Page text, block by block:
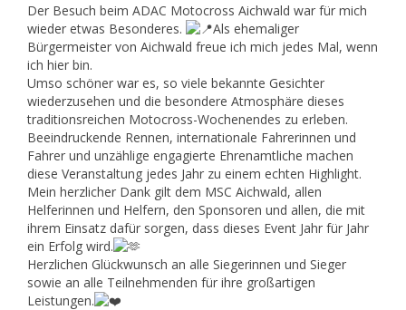
Der Besuch beim ADAC Motocross Aichwald war für mich
wieder etwas Besonderes.
Als ehemaliger
Bürgermeister von Aichwald freue ich mich jedes Mal, wenn
ich hier bin.
Umso schöner war es, so viele bekannte Gesichter
wiederzusehen und die besondere Atmosphäre dieses
traditionsreichen Motocross-Wochenendes zu erleben.
Beeindruckende Rennen, internationale Fahrerinnen und
Fahrer und unzählige engagierte Ehrenamtliche machen
diese Veranstaltung jedes Jahr zu einem echten Highlight.
Mein herzlicher Dank gilt dem MSC Aichwald, allen
Helferinnen und Helfern, den Sponsoren und allen, die mit
ihrem Einsatz dafür sorgen, dass dieses Event Jahr für Jahr
ein Erfolg wird.
Herzlichen Glückwunsch an alle Siegerinnen und Sieger
sowie an alle Teilnehmenden für ihre großartigen
Leistungen.